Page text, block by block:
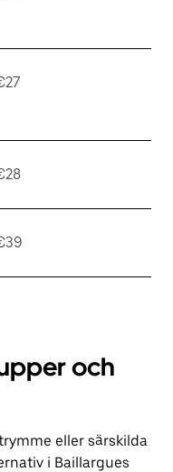
och
eller särskilda
i Baillargues